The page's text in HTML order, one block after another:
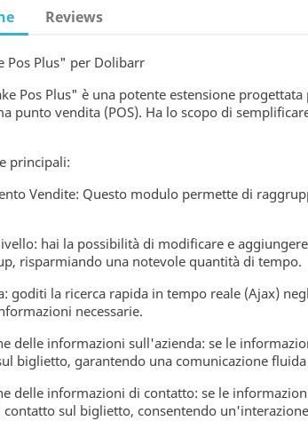
Reviews
Pos Plus" per Dolibarr
Pos Plus" è una potente estensione
punto vendita (POS). Ha lo scopo di
principali:
Vendite: Questo modulo permette di
hai la possibilità di modificare e
risparmiando una notevole quantità di tempo.
goditi la ricerca rapida in tempo reale (Ajax)
necessarie.
delle informazioni sull'azienda: se le
biglietto, garantendo una comunicazione
delle informazioni di contatto: se le
sul biglietto, consentendo